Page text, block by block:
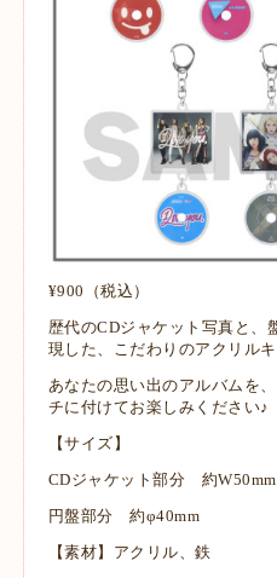
¥900（税込）
歴代のCDジャケット写真と、
現した、こだわりのアクリルキ
あなたの思い出のアルバムを
チに付けてお楽しみください♪
【サイズ】
CDジャケット部分 約
円盤部分 約φ40mm
【素材】アクリル、鉄